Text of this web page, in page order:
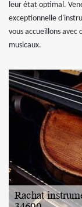
leur état optimal.
exceptionnelle
vous accueillons avec
musicaux.